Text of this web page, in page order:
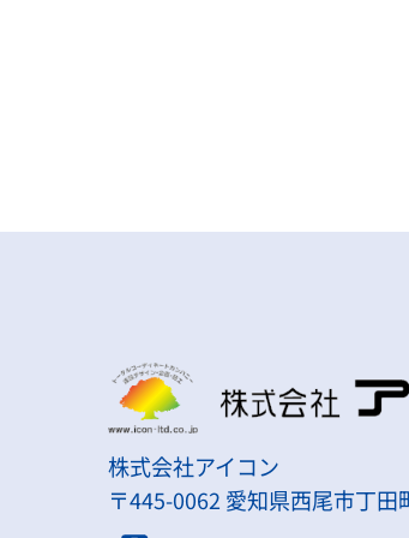
株式会社アイコン
〒445-0062 愛知県西尾市丁田